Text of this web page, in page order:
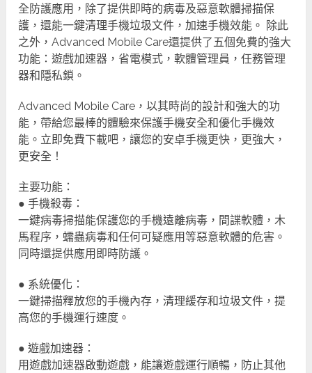
全防護應用，除了提供即時的病毒及惡意軟體掃描保
護，還能一鍵清理手機垃圾文件，加速手機效能。 除此
之外，Advanced Mobile Care還提供了五個免費的強大
功能：遊戲加速器，省電模式，軟體管理員，任務管理
器和隱私鎖。
Advanced Mobile Care，以其時尚的設計和強大的功
能，帶給您最棒的體驗來保護手機安全和優化手機效
能。立即免費下載吧，讓您的安卓手機更快，更強大，
更安全！
主要功能：
● 手機殺毒：
一鍵病毒掃描能保護您的手機遠離病毒，間諜軟體，木
馬程序，蠕蟲病毒和任何可疑應用等惡意軟體的危害。
同時還提供應用即時防護。
● 系統優化：
一鍵掃描釋放您的手機內存，清理緩存和垃圾文件，提
高您的手機運行速度。
● 遊戲加速器：
用遊戲加速器啟動遊戲，能讓遊戲運行順暢，防止其他